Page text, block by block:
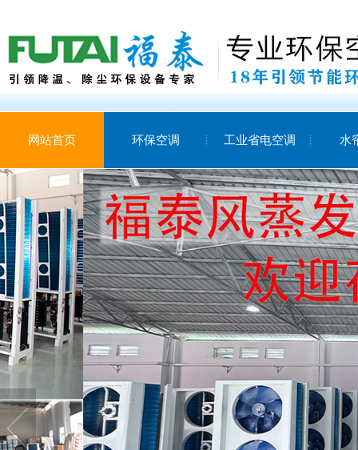
网站首页 环保空调 工业省电空调 水